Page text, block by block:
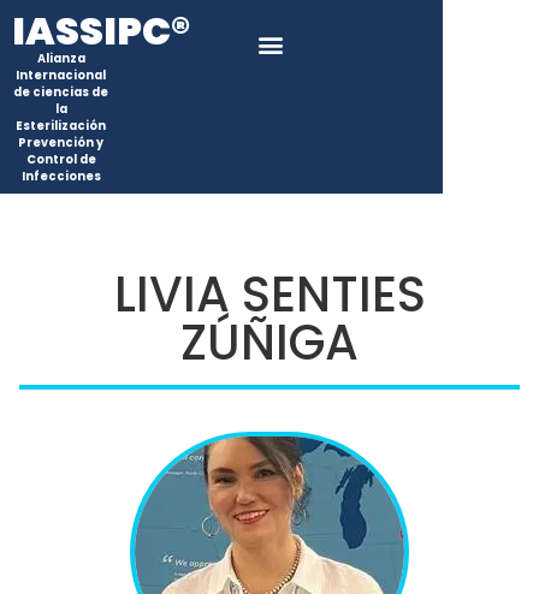
IASSIPC®
Alianza
Internacional
de ciencias de
la
Esterilización
Prevención y
Control de
Infecciones
LIVIA SENTIES
ZÚÑIGA